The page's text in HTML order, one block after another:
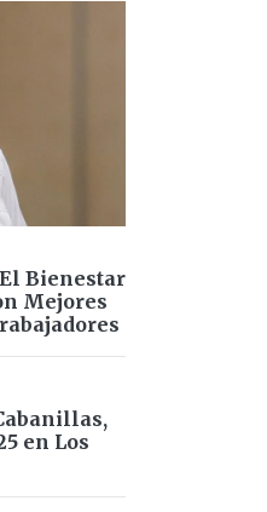
Bienestar
Mejores
en Los